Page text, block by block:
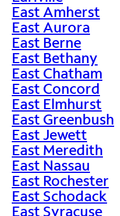
East Amherst
East Aurora
East Berne
East Bethany
East Chatham
East Concord
East Elmhurst
East Greenbush
East Jewett
East Meredith
East Nassau
East Rochester
East Schodack
East Syracuse